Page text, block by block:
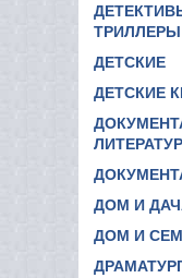
ТРИЛЛЕРЫ
ДЕТСКИЕ
ДЕТСКИЕ
ДОМ И
ДОМ И